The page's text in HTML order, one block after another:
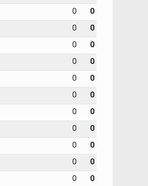
0
0
0
0
0
0
0
0
0
0
0
0
0
0
0
0
0
0
0
0
0 0